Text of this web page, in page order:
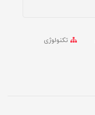
تکنولوژی